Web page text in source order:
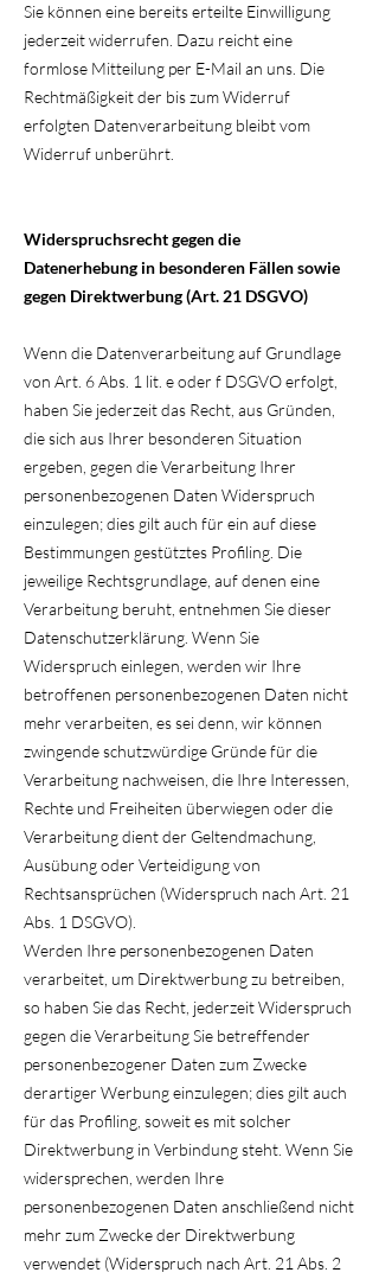
Sie können eine bereits erteilte Einwilligung
jederzeit widerrufen. Dazu reicht eine
formlose Mitteilung per E-Mail an uns. Die
Rechtmäßigkeit der bis zum Widerruf
erfolgten Datenverarbeitung bleibt vom
Widerruf unberührt.
Widerspruchsrecht gegen die
Datenerhebung in besonderen Fällen sowie
gegen Direktwerbung (Art. 21 DSGVO)
Wenn die Datenverarbeitung auf Grundlage
von Art. 6 Abs. 1 lit. e oder f DSGVO erfolgt,
haben Sie jederzeit das Recht, aus Gründen,
die sich aus Ihrer besonderen Situation
ergeben, gegen die Verarbeitung Ihrer
personenbezogenen Daten Widerspruch
einzulegen; dies gilt auch für ein auf diese
Bestimmungen gestütztes Profiling. Die
jeweilige Rechtsgrundlage, auf denen eine
Verarbeitung beruht, entnehmen Sie dieser
Datenschutzerklärung. Wenn Sie
Widerspruch einlegen, werden wir Ihre
betroffenen personenbezogenen Daten nicht
mehr verarbeiten, es sei denn, wir können
zwingende schutzwürdige Gründe für die
Verarbeitung nachweisen, die Ihre Interessen,
Rechte und Freiheiten überwiegen oder die
Verarbeitung dient der Geltendmachung,
Ausübung oder Verteidigung von
Rechtsansprüchen (Widerspruch nach Art. 21
Abs. 1 DSGVO).
Werden Ihre personenbezogenen Daten
verarbeitet, um Direktwerbung zu betreiben,
so haben Sie das Recht, jederzeit Widerspruch
gegen die Verarbeitung Sie betreffender
personenbezogener Daten zum Zwecke
derartiger Werbung einzulegen; dies gilt auch
für das Profiling, soweit es mit solcher
Direktwerbung in Verbindung steht. Wenn Sie
widersprechen, werden Ihre
personenbezogenen Daten anschließend nicht
mehr zum Zwecke der Direktwerbung
verwendet (Widerspruch nach Art. 21 Abs. 2